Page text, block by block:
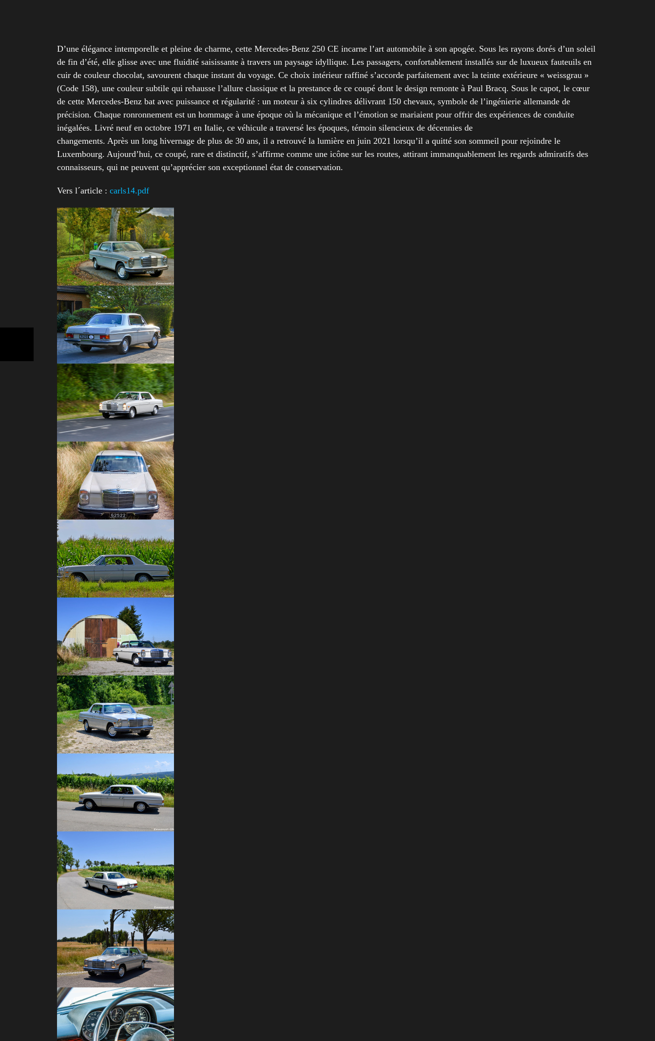
D’une élégance intemporelle et pleine de charme, cette Mercedes-Benz 250 CE incarne l’art automobile à son apogée. Sous les rayons dorés d’un soleil
de fin d’été, elle glisse avec une fluidité saisissante à travers un paysage idyllique. Les passagers, confortablement installés sur de luxueux fauteuils en
cuir de couleur chocolat, savourent chaque instant du voyage. Ce choix intérieur raffiné s’accorde parfaitement avec la teinte extérieure « weissgrau »
(Code 158), une couleur subtile qui rehausse l’allure classique et la prestance de ce coupé dont le design remonte à Paul Bracq. Sous le capot, le cœur
de cette Mercedes-Benz bat avec puissance et régularité : un moteur à six cylindres délivrant 150 chevaux, symbole de l’ingénierie allemande de
précision. Chaque ronronnement est un hommage à une époque où la mécanique et l’émotion se mariaient pour offrir des expériences de conduite
inégalées. Livré neuf en octobre 1971 en Italie, ce véhicule a traversé les époques, témoin silencieux de décennies de
changements. Après un long hivernage de plus de 30 ans, il a retrouvé la lumière en juin 2021 lorsqu’il a quitté son sommeil pour rejoindre le
Luxembourg. Aujourd’hui, ce coupé, rare et distinctif, s’affirme comme une icône sur les routes, attirant immanquablement les regards admiratifs des
connaisseurs, qui ne peuvent qu’apprécier son exceptionnel état de conservation.
Vers l´article : carls14.pdf